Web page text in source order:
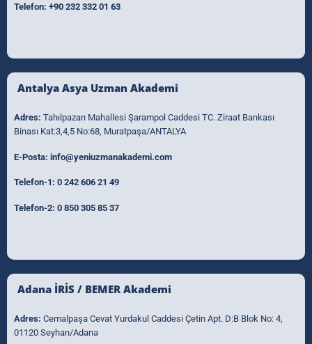
Telefon: +90 232 332 01 63
Antalya Asya Uzman Akademi
Adres: Tahılpazarı Mahallesi Şarampol Caddesi TC. Ziraat Bankası
Binası Kat:3,4,5 No:68, Muratpaşa/ANTALYA
E-Posta: info@yeniuzmanakademi.com
Telefon-1: 0 242 606 21 49
Telefon-2: 0 850 305 85 37
Adana İRİS / BEMER Akademi
Adres: Cemalpaşa Cevat Yurdakul Caddesi Çetin Apt. D:B Blok No: 4,
01120 Seyhan/Adana